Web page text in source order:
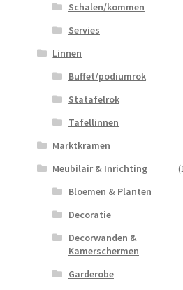
Schalen/kommen
Servies
Linnen
Buffet/podiumrok
Statafelrok
Tafellinnen
Marktkramen
Meubilair & Inrichting
Bloemen & Planten
Decoratie
Decorwanden &
Kamerschermen
Garderobe